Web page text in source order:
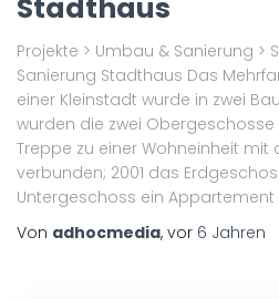
Stadthaus
Projekte > Umbau & Sanierung
Sanierung Stadthaus Das
einer Kleinstadt wurde in zwei
wurden die zwei
Treppe zu einer Wohneinheit mit
verbunden; 2001 das
Untergeschoss ein Appartement
Von adhocmedia, vor 6 Jahren